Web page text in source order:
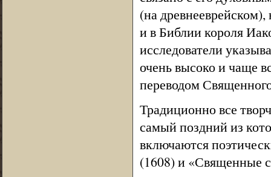
(на
и в Библии короля
исследователи
очень высоко и чаще
переводом
Традиционно все
самый поздний из
включаются
(1608) и «Священные